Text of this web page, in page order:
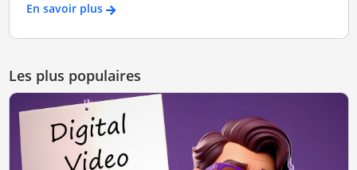
En savoir plus
Les plus populaires